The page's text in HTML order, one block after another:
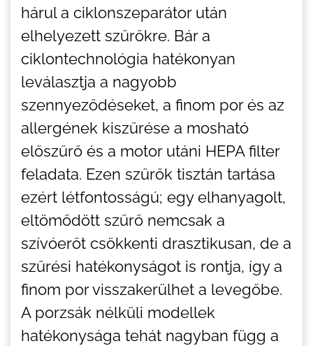
hárul a ciklonszeparátor után
elhelyezett szűrőkre. Bár a
ciklontechnológia hatékonyan
leválasztja a nagyobb
szennyeződéseket, a finom por és az
allergének kiszűrése a mosható
előszűrő és a motor utáni HEPA filter
feladata. Ezen szűrők tisztán tartása
ezért létfontosságú; egy elhanyagolt,
eltömődött szűrő nemcsak a
szívóerőt csökkenti drasztikusan, de a
szűrési hatékonyságot is rontja, így a
finom por visszakerülhet a levegőbe.
A porzsák nélküli modellek
hatékonysága tehát nagyban függ a